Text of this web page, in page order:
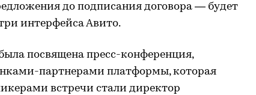
до подписания договора — будет
интерфейса Авито.
посвящена пресс-конференция,
партнерами платформы, которая
встречи стали директор